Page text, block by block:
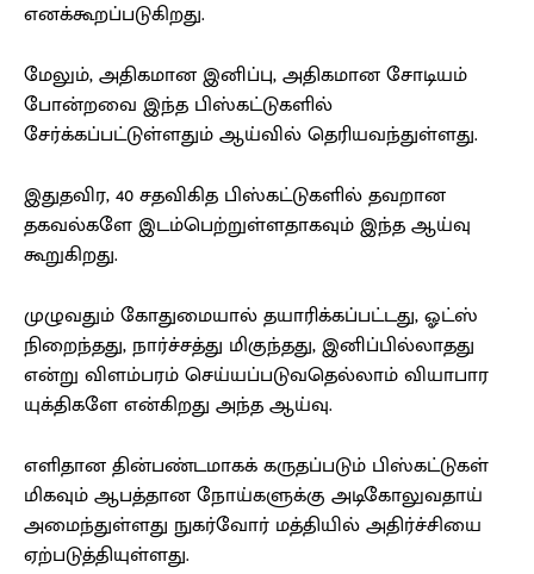
எனக்கூறப்படுகிறது.
மேலும், அதிகமான இனிப்பு, அதிகமான சோடியம்
போன்றவை இந்த பிஸ்கட்டுகளில்
சேர்க்கப்பட்டுள்ளதும் ஆய்வில் தெரியவந்துள்ளது.
இதுதவிர, 40 சதவிகித பிஸ்கட்டுகளில் தவறான
தகவல்களே இடம்பெற்றுள்ளதாகவும் இந்த ஆய்வு
கூறுகிறது.
முழுவதும் கோதுமையால் தயாரிக்கப்பட்டது, ஓட்ஸ்
நிறைந்தது, நார்ச்சத்து மிகுந்தது, இனிப்பில்லாதது
என்று விளம்பரம் செய்யப்படுவதெல்லாம் வியாபார
யுக்திகளே என்கிறது அந்த ஆய்வு.
எளிதான தின்பண்டமாகக் கருதப்படும் பிஸ்கட்டுகள்
மிகவும் ஆபத்தான நோய்களுக்கு அடிகோலுவதாய்
அமைந்துள்ளது நுகர்வோர் மத்தியில் அதிர்ச்சியை
ஏற்படுத்தியுள்ளது.